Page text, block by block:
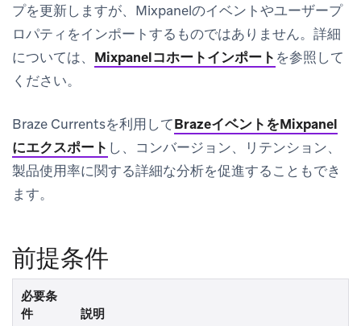
プを更新しますが、Mixpanelのイベントやユーザープ
ロパティをインポートするものではありません。詳細
については、 Mixpanelコホートインポート を参照して
ください。
Braze Currentsを利用してBrazeイベントをMixpanel
にエクスポート し、コンバージョン、リテンション、
製品使用率に関する詳細な分析を促進することもでき
ます。
前提条件
必要条
件
説明